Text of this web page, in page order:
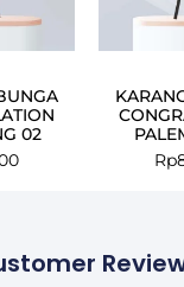
02
Rp